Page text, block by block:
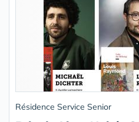
Résidence Service Senior